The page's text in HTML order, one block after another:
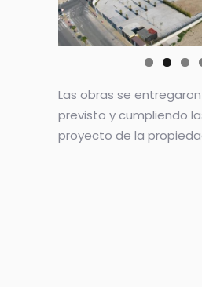
Las obras se
previsto y cumpliendo
proyecto de la